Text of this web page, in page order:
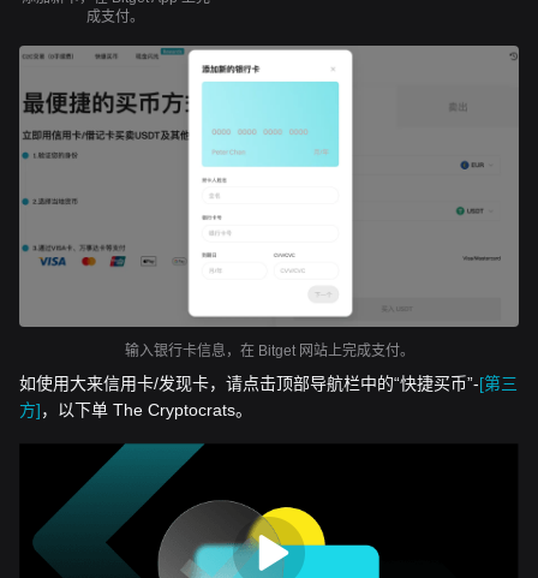
成支付。
输入银行卡信息，在 Bitget 网站上完成支付。
如使用大来信用卡/发现卡，请点击顶部导航栏中的“快捷买币”-[第三
方]，以下单 The Cryptocrats。